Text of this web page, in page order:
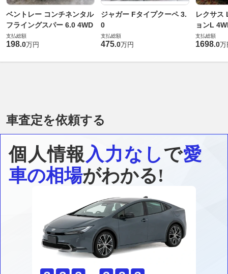
ベントレー コンチネンタル
フライングスパー 6.0 4WD
支払総額
198.0万円
ジャガー Fタイプクーペ 3.
0
支払総額
475.0万円
レクサス
ョンL
支払総額
1698.0万
車査定を依頼する
個人情報入力なしで愛
車の相場がわかる!